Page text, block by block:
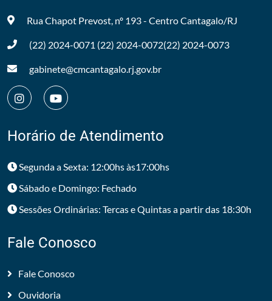
Rua Chapot Prevost, nº 193 - CentroCantagalo/RJ
(22) 2024-0071 (22) 2024-0072(22) 2024-0073
gabinete@cmcantagalo.rj.gov.br
Horário de Atendimento
Segunda a Sexta: 12:00hs às17:00hs
Sábado e Domingo: Fechado
Sessões Ordinárias: Tercas e Quintas a partir das 18:30h
Fale Conosco
Fale Conosco
Ouvidoria